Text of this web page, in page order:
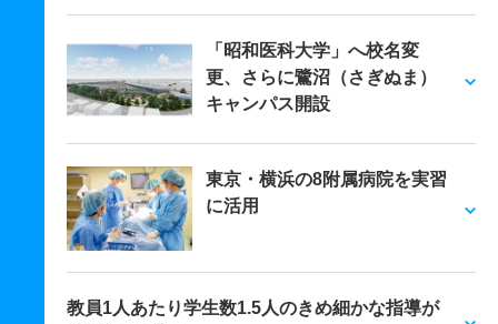
「昭和医科大学」へ校名変
更、さらに鷺沼（さぎぬま）
キャンパス開設
東京・横浜の8附属病院を実習
に活用
教員1人あたり学生数1.5人のきめ細かな指導が